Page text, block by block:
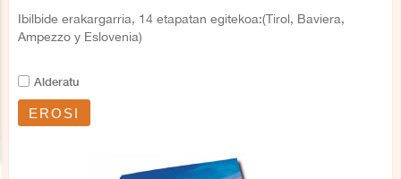
Ibilbide erakargarria, 14 etapatan egitekoa:(Tirol, Baviera,
Ampezzo y Eslovenia)
Alderatu
EROSI